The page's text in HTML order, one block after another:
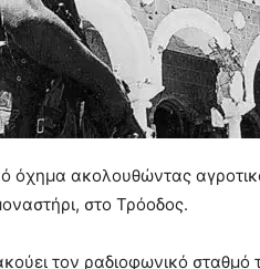
όχημα ακολουθώντας
στο Τρόοδος.
τον ραδιοφωνικό σταθμό